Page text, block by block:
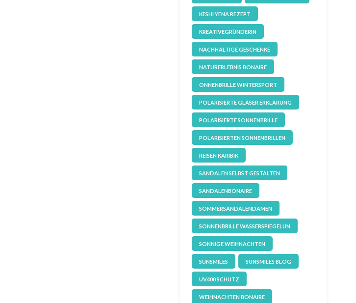
KESHI YENA REZEPT
KREATIVEGRÜNDERIN
NACHHALTIGE GESCHENKE
NATURERLEBNIS BONAIRE
ONNENBRILLE WINTERSPORT
POLARISIERTE GLÄSER ERKLÄRUNG
POLARISIERTE SONNENBRILLE
POLARISIERTEN SONNENBRILLEN
REISEN KARIBIK
SANDALEN SELBST GESTALTEN
SANDALENBONAIRE
SOMMERSANDALENDAMEN
SONNENBRILLE WASSERSPIEGELUN
SONNIGE WEIHNACHTEN
SUNSMILES SUNSMILES BLOG
UV400 SCHUTZ
WEIHNACHTEN BONAIRE